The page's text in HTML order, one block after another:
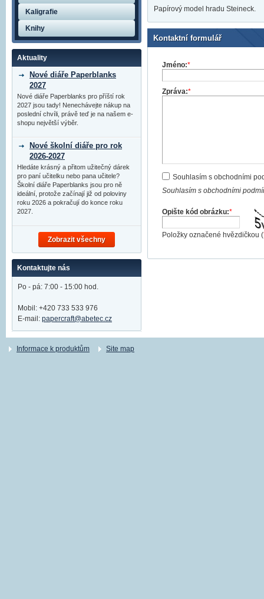
Papírový model hradu Steineck.
Kontaktní formulář
Jméno:*
Zpráva:*
Souhlasím s obchodními
Souhlasím s obchodními
Opište kód obrázku:*
Položky označené hvězdičkou (
Kaligrafie
Knihy
Aktuality
Nové diáře Paperblanks
2027
Nové diáře Paperblanks pro příští rok
2027 jsou tady! Nenechávejte nákup na
poslední chvíli, právě teď je na našem e-
shopu největší výběr.
Nové školní diáře pro rok
2026-2027
Hledáte krásný a přitom užitečný dárek
pro paní učitelku nebo pana učitele?
Školní diáře Paperblanks jsou pro ně
ideální, protože začínají již od poloviny
roku 2026 a pokračují do konce roku
2027.
Zobrazit všechny
Kontaktujte nás
Po - pá: 7:00 - 15:00 hod.
Mobil: +420 733 533 976
E-mail: papercraft@abetec.cz
Informace k produktům Site map